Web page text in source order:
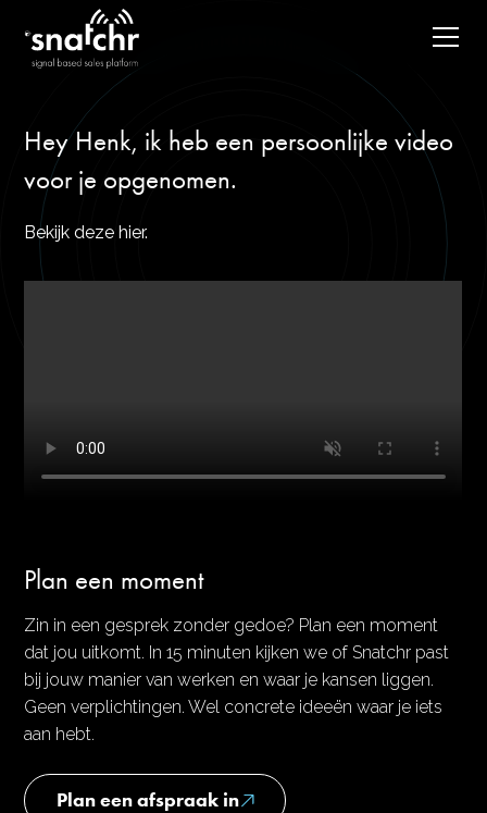
Hey Henk, ik heb een persoonlijke video
voor je opgenomen.
Bekijk deze hier.
Plan een moment
Zin in een gesprek zonder gedoe? Plan een moment
dat jou uitkomt. In 15 minuten kijken we of Snatchr past
bij jouw manier van werken en waar je kansen liggen.
Geen verplichtingen. Wel concrete ideeën waar je iets
aan hebt.
Plan een afspraak in